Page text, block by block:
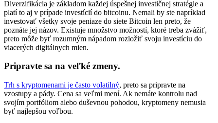
Diverzifikácia je základom každej úspešnej investičnej stratégie a
platí to aj v prípade investícií do bitcoinu. Nemali by ste napríklad
investovať všetky svoje peniaze do siete Bitcoin len preto, že
poznáte jej názov. Existuje množstvo možností, ktoré treba zvážiť,
preto môže byť rozumným nápadom rozložiť svoju investíciu do
viacerých digitálnych mien.
Pripravte sa na veľké zmeny.
Trh s kryptomenami je často volatilný, preto sa pripravte na
vzostupy a pády. Cena sa veľmi mení. Ak nemáte kontrolu nad
svojím portfóliom alebo duševnou pohodou, kryptomeny nemusia
byť najlepšou voľbou.